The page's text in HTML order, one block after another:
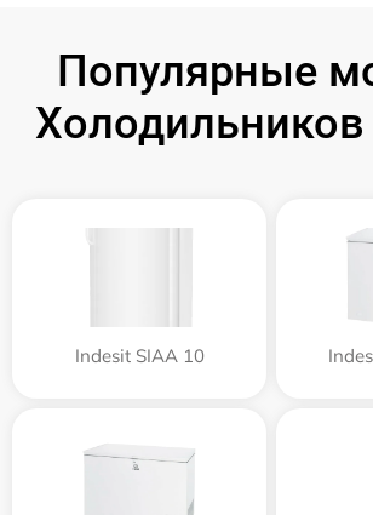
Популярные
Indesit SIAA 10